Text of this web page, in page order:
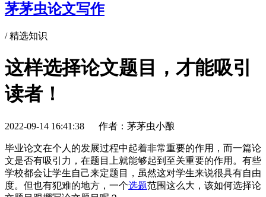
茅茅虫论文写作
/精选知识
这样选择论文题目，才能吸引
读者！
2022-09-14 16:41:38 作者：茅茅虫小酿
毕业论文在个人的发展过程中起着非常重要的作用，而一篇论
文是否有吸引力，在题目上就能够起到至关重要的作用。有些
学校都会让学生自己来定题目，虽然这对学生来说很具有自由
度。但也有犯难的地方，一个选题范围这么大，该如何选择论